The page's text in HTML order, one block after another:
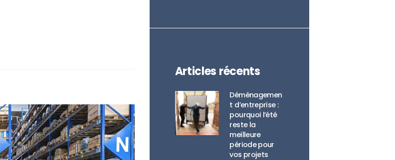
Articles récents
Déménagemen
t d’entreprise :
pourquoi l’été
reste la
meilleure
période pour
vos projets